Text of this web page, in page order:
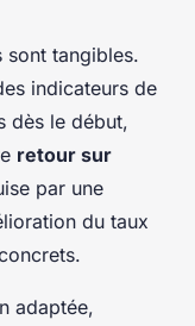
sont tangibles.
indicateurs de
dès le début,
retour sur
par une
du taux
adaptée,